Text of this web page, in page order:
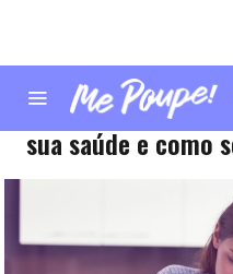
Dívidas? Saiba as
sua saúde e como